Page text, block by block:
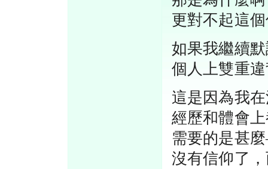
更對不起這
如果我繼續
個人上雙重
這是因為我
經歷和體會
需要的是甚
沒有信仰了